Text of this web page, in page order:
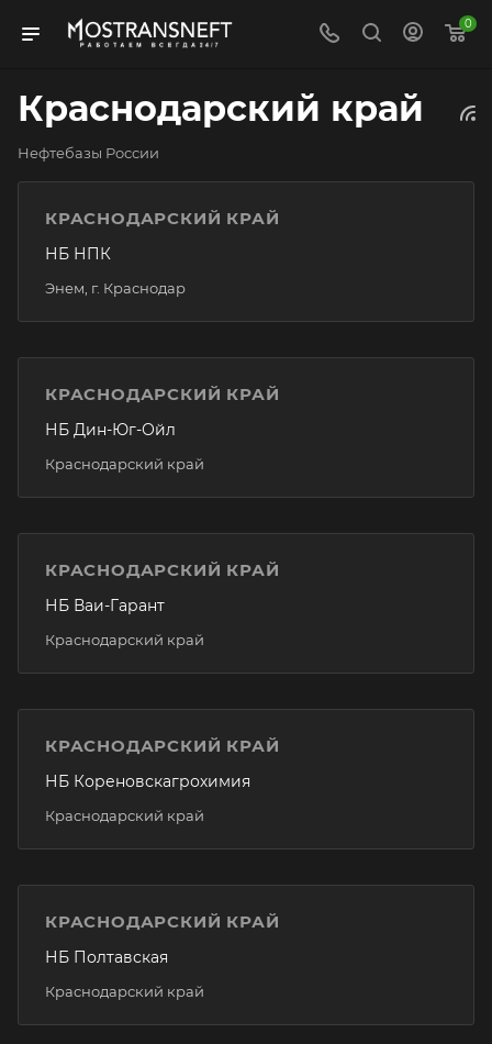
0
Краснодарский край
Нефтебазы России
КРАСНОДАРСКИЙ КРАЙ
НБ НПК
Энем, г. Краснодар
КРАСНОДАРСКИЙ КРАЙ
НБ Дин-Юг-Ойл
Краснодарский край
КРАСНОДАРСКИЙ КРАЙ
НБ Ваи-Гарант
Краснодарский край
КРАСНОДАРСКИЙ КРАЙ
НБ Кореновскагрохимия
Краснодарский край
КРАСНОДАРСКИЙ КРАЙ
НБ Полтавская
Краснодарский край